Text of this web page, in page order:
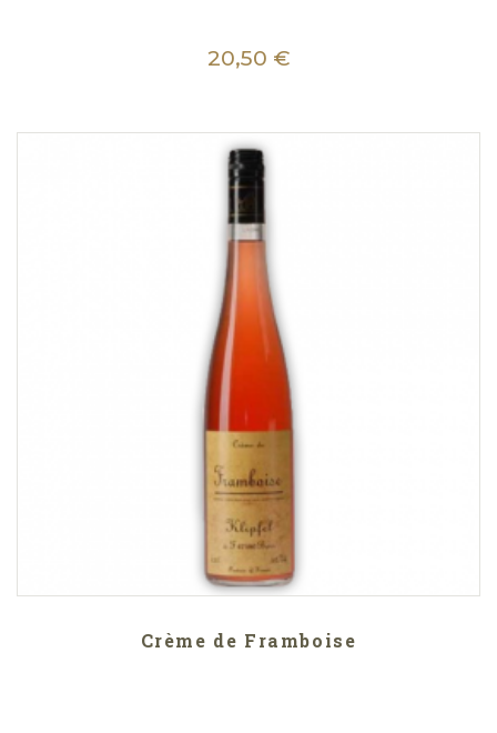
20,50 €
Crème de Framboise